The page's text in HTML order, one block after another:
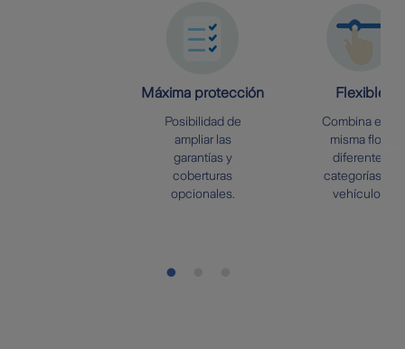
Máxima protección
Posibilidad de
ampliar las
garantías y
coberturas
opcionales.
Flexible
Combina en la
misma flota
diferentes
categorías de
vehículos.